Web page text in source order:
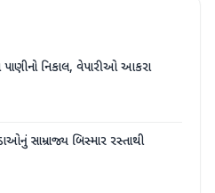
પાણીનો નિકાલ, વેપારીઓ આકરા
સામ્રાજ્ય બિસ્માર રસ્તાથી